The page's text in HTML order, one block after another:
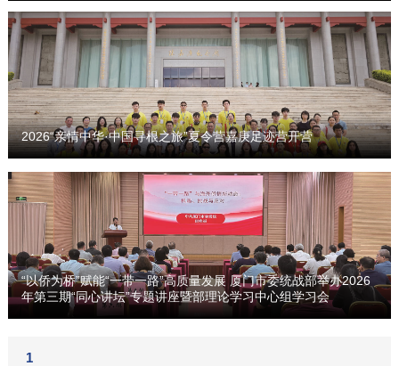
2026“亲情中华·中国寻根之旅”夏令营嘉庚足迹营开营
“以侨为桥”赋能“一带一路”高质量发展 厦门市委统战部举办2026
年第三期“同心讲坛”专题讲座暨部理论学习中心组学习会
1